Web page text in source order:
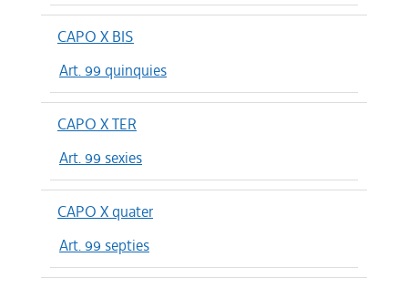
CAPO X BIS
Art. 99 quinquies
CAPO X TER
Art. 99 sexies
CAPO X quater
Art. 99 septies